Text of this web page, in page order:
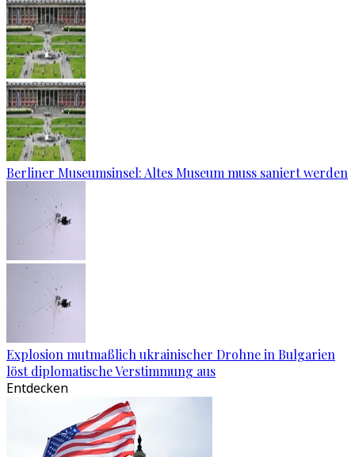
Berliner Museumsinsel: Altes Museum muss saniert werden
Explosion mutmaßlich ukrainischer Drohne in Bulgarien
löst diplomatische Verstimmung aus
Entdecken